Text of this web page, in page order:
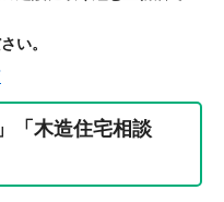
い。
「木造住宅相談